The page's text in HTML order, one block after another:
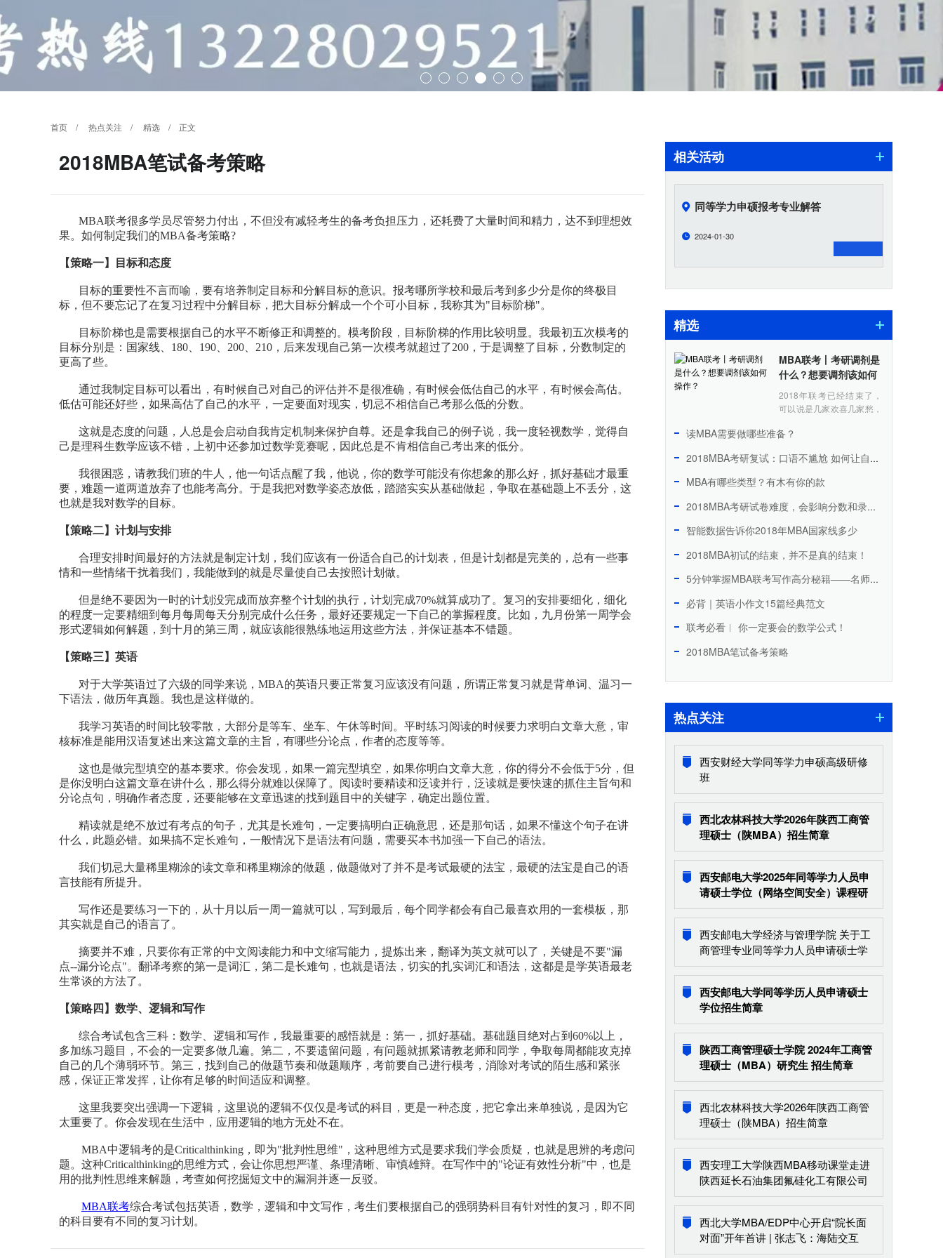
首页 / 热点关注 / 精选 / 正文
2018MBA笔试备考策略
MBA联考很多学员尽管努力付出，不但没有减轻考生的备考负担压力，还耗费了大量时间和精力，达不到理想效
果。如何制定我们的MBA备考策略?
【策略一】 目标和态度
目标的重要性不言而喻，要有培养制定目标和分解目标的意识。报考哪所学校和最后考到多少分是你的终极目
标，但不要忘记了在复习过程中分解目标，把大目标分解成一个个可小目标，我称其为"目标阶梯"。
目标阶梯也是需要根据自己的水平不断修正和调整的。模考阶段，目标阶梯的作用比较明显。我最初五次模考的
目标分别是：国家线、180、190、200、210，后来发现自己第一次模考就超过了200，于是调整了目标，分数制定的
更高了些。
通过我制定目标可以看出，有时候自己对自己的评估并不是很准确，有时候会低估自己的水平，有时候会高估。
低估可能还好些，如果高估了自己的水平，一定要面对现实，切忌不相信自己考那么低的分数。
这就是态度的问题，人总是会启动自我肯定机制来保护自尊。还是拿我自己的例子说，我一度轻视数学，觉得自
己是理科生数学应该不错，上初中还参加过数学竞赛呢，因此总是不肯相信自己考出来的低分。
我很困惑，请教我们班的牛人，他一句话点醒了我，他说，你的数学可能没有你想象的那么好，抓好基础才最重
要，难题一道两道放弃了也能考高分。于是我把对数学姿态放低，踏踏实实从基础做起，争取在基础题上不丢分，这
也就是我对数学的目标。
【策略二】 计划与安排
合理安排时间最好的方法就是制定计划，我们应该有一份适合自己的计划表，但是计划都是完美的，总有一些事
情和一些情绪干扰着我们，我能做到的就是尽量使自己去按照计划做。
但是绝不要因为一时的计划没完成而放弃整个计划的执行，计划完成70%就算成功了。复习的安排要细化，细化
的程度一定要精细到每月每周每天分别完成什么任务，最好还要规定一下自己的掌握程度。比如，九月份第一周学会
形式逻辑如何解题，到十月的第三周，就应该能很熟练地运用这些方法，并保证基本不错题。
【策略三】 英语
对于大学英语过了六级的同学来说，MBA的英语只要正常复习应该没有问题，所谓正常复习就是背单词、温习一
下语法，做历年真题。我也是这样做的。
我学习英语的时间比较零散，大部分是等车、坐车、午休等时间。平时练习阅读的时候要力求明白文章大意，审
核标准是能用汉语复述出来这篇文章的主旨，有哪些分论点，作者的态度等等。
这也是做完型填空的基本要求。你会发现，如果一篇完型填空，如果你明白文章大意，你的得分不会低于5分，但
是你没明白这篇文章在讲什么，那么得分就难以保障了。阅读时要精读和泛读并行，泛读就是要快速的抓住主旨句和
分论点句，明确作者态度，还要能够在文章迅速的找到题目中的关键字，确定出题位置。
精读就是绝不放过有考点的句子，尤其是长难句，一定要搞明白正确意思，还是那句话，如果不懂这个句子在讲
什么，此题必错。如果搞不定长难句，一般情况下是语法有问题，需要买本书加强一下自己的语法。
我们切忌大量稀里糊涂的读文章和稀里糊涂的做题，做题做对了并不是考试最硬的法宝，最硬的法宝是自己的语
言技能有所提升。
写作还是要练习一下的，从十月以后一周一篇就可以，写到最后，每个同学都会有自己最喜欢用的一套模板，那
其实就是自己的语言了。
摘要并不难，只要你有正常的中文阅读能力和中文缩写能力，提炼出来，翻译为英文就可以了，关键是不要"漏
点--漏分论点"。翻译考察的第一是词汇，第二是长难句，也就是语法，切实的扎实词汇和语法，这都是是学英语最老
生常谈的方法了。
【策略四】 数学、逻辑和写作
综合考试包含三科：数学、逻辑和写作，我最重要的感悟就是：第一，抓好基础。基础题目绝对占到60%以上，
多加练习题目，不会的一定要多做几遍。第二，不要遗留问题，有问题就抓紧请教老师和同学，争取每周都能攻克掉
自己的几个薄弱环节。第三，找到自己的做题节奏和做题顺序，考前要自己进行模考，消除对考试的陌生感和紧张
感，保证正常发挥，让你有足够的时间适应和调整。
这里我要突出强调一下逻辑，这里说的逻辑不仅仅是考试的科目，更是一种态度，把它拿出来单独说，是因为它
太重要了。你会发现在生活中，应用逻辑的地方无处不在。
MBA中逻辑考的是Criticalthinking，即为"批判性思维"，这种思维方式是要求我们学会质疑，也就是思辨的考虑问
题。这种Criticalthinking的思维方式，会让你思想严谨、条理清晰、审慎雄辩。在写作中的"论证有效性分析"中，也是
用的批判性思维来解题，考查如何挖掘短文中的漏洞并逐一反驳。
MBA联考综合考试包括英语，数学，逻辑和中文写作，考生们要根据自己的强弱势科目有针对性的复习，即不同
的科目要有不同的复习计划。
相关活动
同等学力申硕报考专业解答
2024-01-30
精选
MBA联考丨考研调剂是
什么？想要调剂该如何
操作？
2018年联考已经结束了，
可以说是几家欢喜几家愁，
以欢欢喜喜的准备复试，但
离去年报考院校的录......
读MBA需要做哪些准备？
2018MBA考研复试：口语不尴尬 如何让自己侃侃而谈
MBA有哪些类型？有木有你的款
2018MBA考研试卷难度，会影响分数和录取情况吗？
智能数据告诉你2018年MBA国家线多少
2018MBA初试的结束，并不是真的结束！
5分钟掌握MBA联考写作高分秘籍——名师带你攻克写作堡垒
必背｜英语小作文15篇经典范文
联考必看︱ 你一定要会的数学公式！
2018MBA笔试备考策略
热点关注
西安财经大学同等学力申硕高级研修
班
西北农林科技大学2026年陕西工商管
理硕士（陕MBA）招生简章
西安邮电大学2025年同等学力人员申
请硕士学位（网络空间安全）课程研
修班招生简章
西安邮电大学经济与管理学院 关于工
商管理专业同等学力人员申请硕士学
位现场确认的通知
西安邮电大学同等学历人员申请硕士
学位招生简章
陕西工商管理硕士学院 2024年工商管
理硕士（MBA）研究生 招生简章
西北农林科技大学2026年陕西工商管
理硕士（陕MBA）招生简章
西安理工大学陕西MBA移动课堂走进
陕西延长石油集团氟硅化工有限公司
西北大学MBA/EDP中心开启“院长面
对面”开年首讲 | 张志飞：海陆交互
——地球生态系统演化